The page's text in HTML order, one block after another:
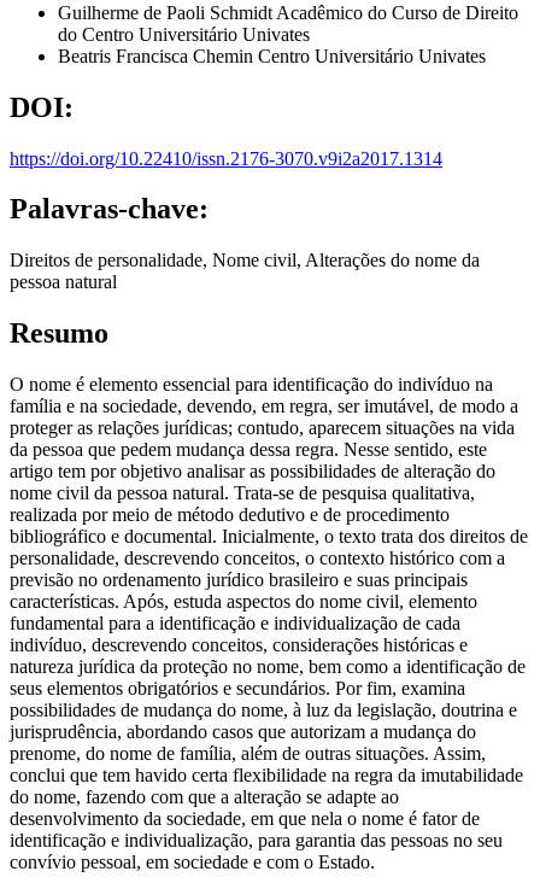
Guilherme de Paoli Schmidt Acadêmico do Curso de Direito
do Centro Universitário Univates
Beatris Francisca Chemin Centro Universitário Univates
DOI:
https://doi.org/10.22410/issn.2176-3070.v9i2a2017.1314
Palavras-chave:
Direitos de personalidade, Nome civil, Alterações do nome da
pessoa natural
Resumo
O nome é elemento essencial para identificação do indivíduo na
família e na sociedade, devendo, em regra, ser imutável, de modo a
proteger as relações jurídicas; contudo, aparecem situações na vida
da pessoa que pedem mudança dessa regra. Nesse sentido, este
artigo tem por objetivo analisar as possibilidades de alteração do
nome civil da pessoa natural. Trata-se de pesquisa qualitativa,
realizada por meio de método dedutivo e de procedimento
bibliográfico e documental. Inicialmente, o texto trata dos direitos de
personalidade, descrevendo conceitos, o contexto histórico com a
previsão no ordenamento jurídico brasileiro e suas principais
características. Após, estuda aspectos do nome civil, elemento
fundamental para a identificação e individualização de cada
indivíduo, descrevendo conceitos, considerações históricas e
natureza jurídica da proteção no nome, bem como a identificação de
seus elementos obrigatórios e secundários. Por fim, examina
possibilidades de mudança do nome, à luz da legislação, doutrina e
jurisprudência, abordando casos que autorizam a mudança do
prenome, do nome de família, além de outras situações. Assim,
conclui que tem havido certa flexibilidade na regra da imutabilidade
do nome, fazendo com que a alteração se adapte ao
desenvolvimento da sociedade, em que nela o nome é fator de
identificação e individualização, para garantia das pessoas no seu
convívio pessoal, em sociedade e com o Estado.